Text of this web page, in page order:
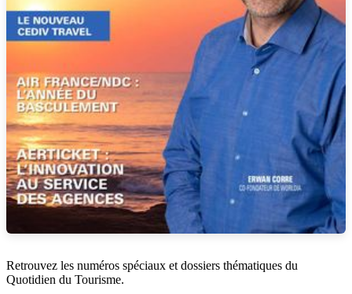
Retrouvez les numéros spéciaux et dossiers thématiques du
Quotidien du Tourisme.